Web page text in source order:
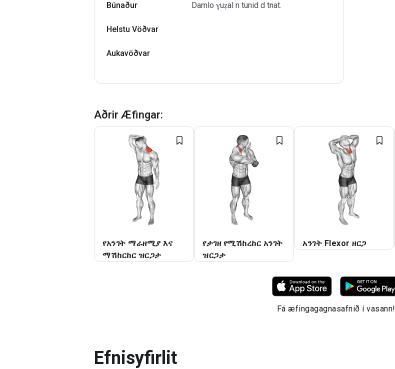
Búnaður Damlo ɣuẓal n tunid d tnat.
Helstu Vöðvar
Aukavöðvar
Aðrir Æfingar:
የአንገት ማራዘሚያ እና
ማሽከርከር ዝርጋታ
የታገዘ የሚሽከረከር አንገት
ዝርጋታ
አንገት Flexor ዘርጋ
Fá æfingagagnasafnið í vasann!
Efnisyfirlit